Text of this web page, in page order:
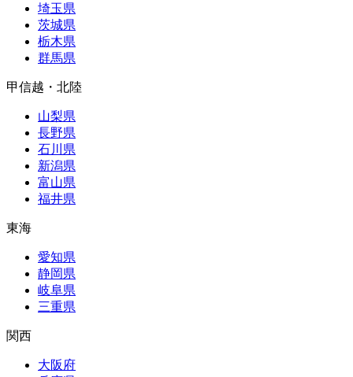
埼玉県
茨城県
栃木県
群馬県
甲信越・北陸
山梨県
長野県
石川県
新潟県
富山県
福井県
東海
愛知県
静岡県
岐阜県
三重県
関西
大阪府